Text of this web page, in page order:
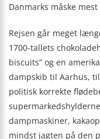
Danmarks måske
Rejsen går meget
1700-tallets
biscuits” og en
dampskib til Aarhus,
politisk korrekte
dampmaskiner,
mindst jagten på den